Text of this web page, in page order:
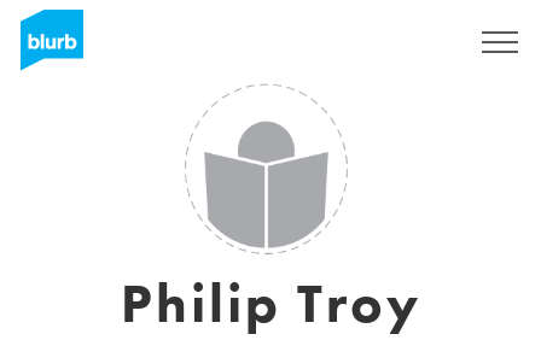
Philip Troy